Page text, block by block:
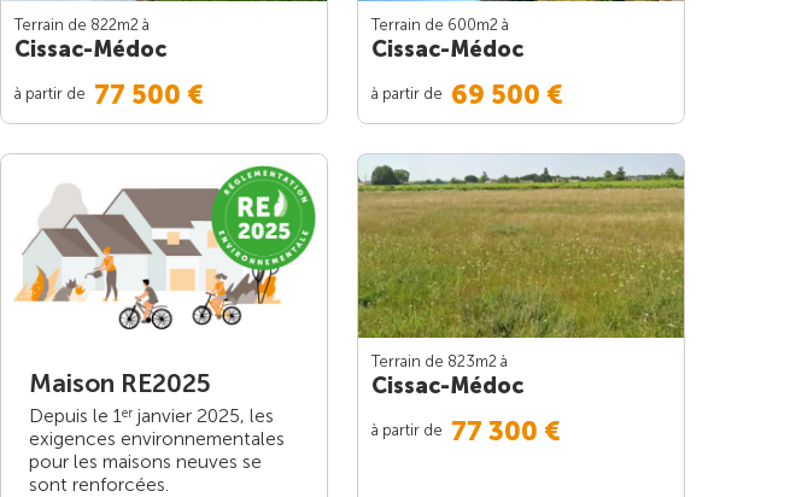
Terrain de 822m2 à
Cissac-Médoc
à partir de 77 500 €
Terrain de 600m2 à
Cissac-Médoc
à partir de 69 500 €
Maison RE2025
Depuis le 1 er janvier 2025, les
exigences environnementales
pour les maisons neuves se
sont renforcées.
Terrain de 823m2 à
Cissac-Médoc
à partir de 77 300 €